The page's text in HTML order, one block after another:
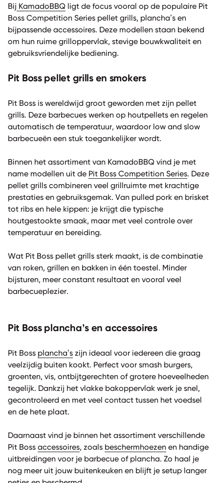
Bij KamadoBBQ ligt de focus vooral op de populaire Pit
Boss Competition Series pellet grills, plancha’s en
bijpassende accessoires. Deze modellen staan bekend
om hun ruime grilloppervlak, stevige bouwkwaliteit en
gebruiksvriendelijke bediening.
Pit Boss pellet grills en smokers
Pit Boss is wereldwijd groot geworden met zijn pellet
grills. Deze barbecues werken op houtpellets en regelen
automatisch de temperatuur, waardoor low and slow
barbecueën een stuk toegankelijker wordt.
Binnen het assortiment van KamadoBBQ vind je met
name modellen uit de Pit Boss Competition Series. Deze
pellet grills combineren veel grillruimte met krachtige
prestaties en gebruiksgemak. Van pulled pork en brisket
tot ribs en hele kippen: je krijgt die typische
houtgestookte smaak, maar met veel controle over
temperatuur en bereiding.
Wat Pit Boss pellet grills sterk maakt, is de combinatie
van roken, grillen en bakken in één toestel. Minder
bijsturen, meer constant resultaat en vooral veel
barbecueplezier.
Pit Boss plancha’s en accessoires
Pit Boss plancha’s zijn ideaal voor iedereen die graag
veelzijdig buiten kookt. Perfect voor smash burgers,
groenten, vis, ontbijtgerechten of grotere hoeveelheden
tegelijk. Dankzij het vlakke bakoppervlak werk je snel,
gecontroleerd en met veel contact tussen het voedsel
en de hete plaat.
Daarnaast vind je binnen het assortiment verschillende
Pit Boss accessoires, zoals beschermhoezen en handige
uitbreidingen voor je barbecue of plancha. Zo haal je
nog meer uit jouw buitenkeuken en blijft je setup langer